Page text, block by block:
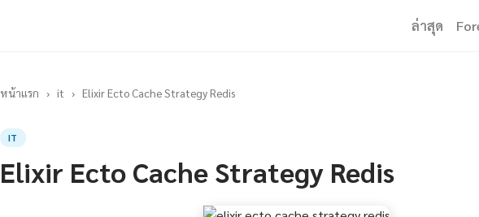
ล่าสุด
หน้าแรก › it › Elixir Ecto Cache Strategy Redis
IT
Elixir Ecto Cache Strategy Redis